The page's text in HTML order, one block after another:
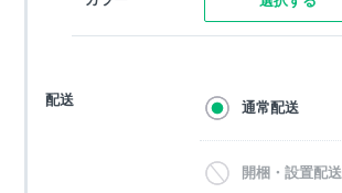
配送 通常配送
開梱・設置配送